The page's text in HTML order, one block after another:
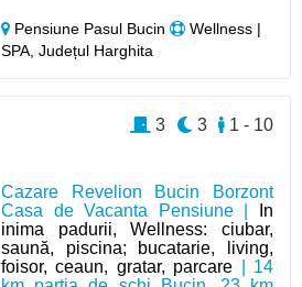
Pensiune Pasul Bucin
Wellness |
SPA, Județul Harghita
Cazare Revelion Bucin Borzont
Casa de Vacanta Pensiune |
In
inima padurii, Wellness: ciubar,
saună, piscina; bucatarie, living,
foisor, ceaun, gratar, parcare | 14
1 - 10
3
3